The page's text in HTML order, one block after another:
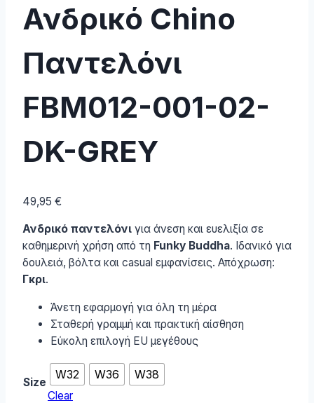
Ανδρικό Chino
Παντελόνι
FBM012-001-02-
DK-GREY
49,95 €
Ανδρικό παντελόνι για άνεση και ευελιξία σε
καθημερινή χρήση από τη Funky Buddha. Ιδανικό για
δουλειά, βόλτα και casual εμφανίσεις. Απόχρωση:
Γκρι.
Άνετη εφαρμογή για όλη τη μέρα
Σταθερή γραμμή και πρακτική αίσθηση
Εύκολη επιλογή EU μεγέθους
Size
W32 W36 W38
Clear